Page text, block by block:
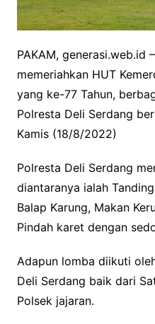
PAKAM, generasi.web.id
memeriahkan HUT
yang ke-77 Tahun,
Polresta Deli Serdang
Kamis (18/8/2022)
Polresta Deli Serdang
diantaranya ialah
Balap Karung, Makan
Pindah karet dengan
Adapun lomba diikuti
Deli Serdang baik dari
Polsek jajaran.